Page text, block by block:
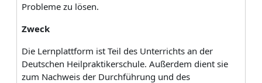
Probleme zu lösen.
Zweck
Die Lernplattform ist Teil des Unterrichts an der
Deutschen Heilpraktikerschule. Außerdem dient sie
zum Nachweis der Durchführung und des